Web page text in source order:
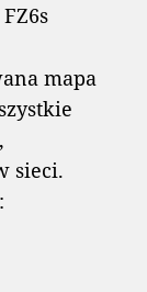
mapa
sieci.